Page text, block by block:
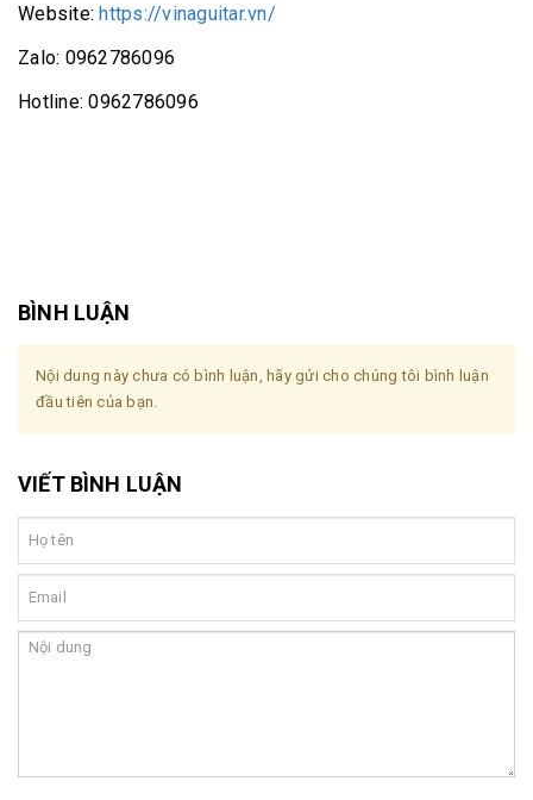
Website: https://vinaguitar.vn/
Zalo: 0962786096
Hotline: 0962786096
BÌNH LUẬN
Nội dung này chưa có bình luận, hãy gửi cho chúng tôi bình luận
đầu tiên của bạn.
VIẾT BÌNH LUẬN